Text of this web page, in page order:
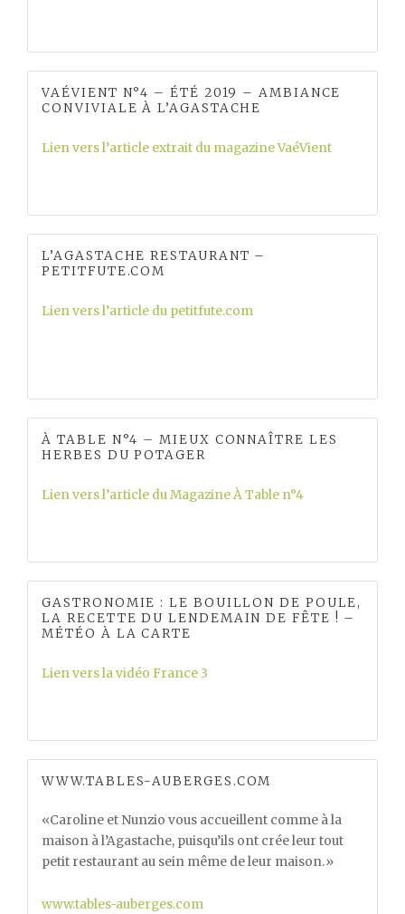
VAÉVIENT N°4 – ÉTÉ 2019 – AMBIANCE
CONVIVIALE À L’AGASTACHE
Lien vers l’article extrait du magazine VaéVient
L’AGASTACHE RESTAURANT –
PETITFUTE.COM
Lien vers l’article du petitfute.com
À TABLE N°4 – MIEUX CONNAÎTRE LES
HERBES DU POTAGER
Lien vers l’article du Magazine À Table n°4
GASTRONOMIE : LE BOUILLON DE POULE,
LA RECETTE DU LENDEMAIN DE FÊTE ! –
MÉTÉO À LA CARTE
Lien vers la vidéo France 3
WWW.TABLES-AUBERGES.COM
«Caroline et Nunzio vous accueillent comme à la
maison à l’Agastache, puisqu’ils ont crée leur tout
petit restaurant au sein même de leur maison.»
www.tables-auberges.com